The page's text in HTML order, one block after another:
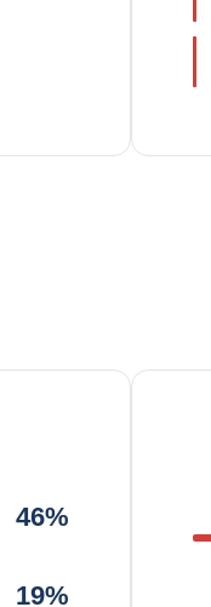
46%
19%